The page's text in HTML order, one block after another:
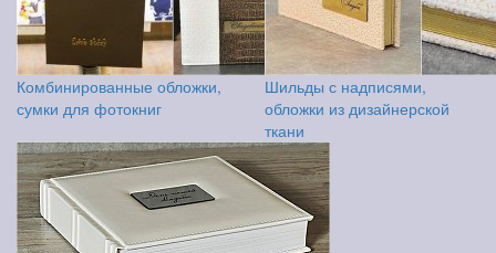
Комбинированные обложки,
сумки для фотокниг
Шильды с надписями,
обложки из дизайнерской
ткани